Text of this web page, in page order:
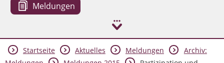
Meldungen
Startseite Aktuelles Meldungen
Archiv: